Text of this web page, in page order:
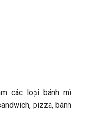
các loại bánh mì
pizza, bánh